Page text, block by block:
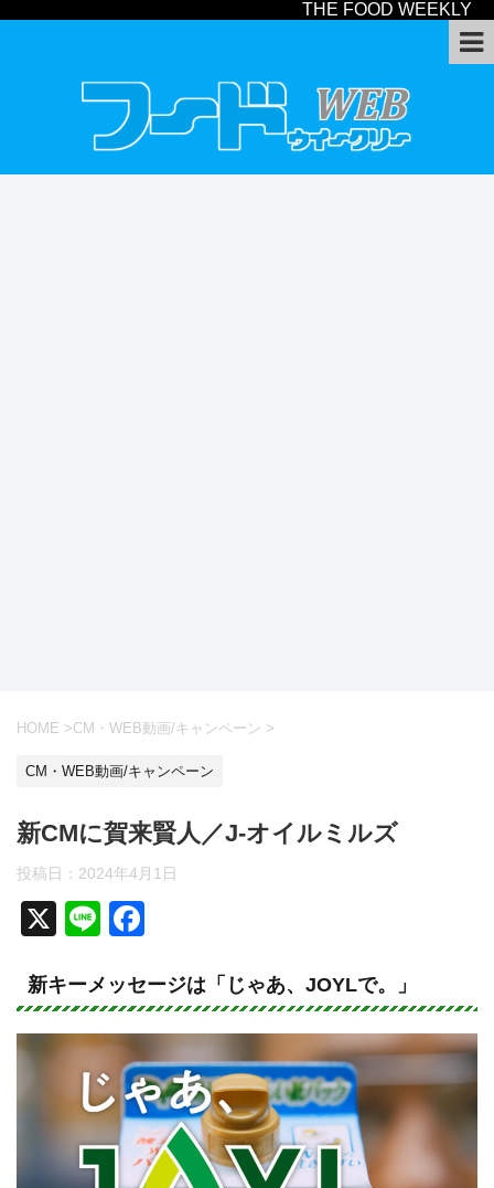
THE FOOD WEEKLY
HOME >CM・WEB動画/キャンペーン >
CM・WEB動画/キャンペーン
新CMに賀来賢人／J-オイルミルズ
投稿日： 2024年4月1日
X
Li
e
c
e
b
o
o
k
新キーメッセージは「じゃあ、JOYLで。」